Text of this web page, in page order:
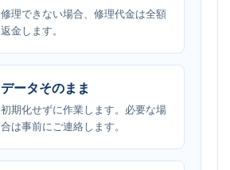
修理できない場合、修理代金は全額
返金します。
データそのまま
初期化せずに作業します。必要な場
合は事前にご連絡します。